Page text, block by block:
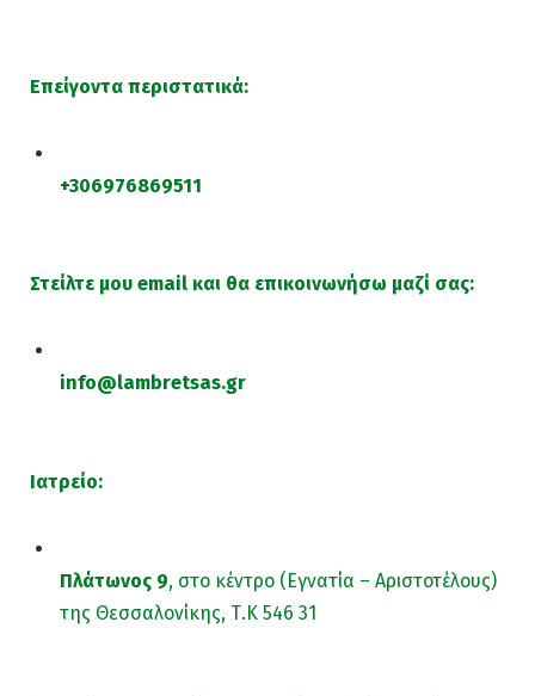
Επείγοντα περιστατικά:
+306976869511
Στείλτε μου email και θα επικοινωνήσω μαζί σας:
info@lambretsas.gr
Ιατρείο:
Πλάτωνος 9, στο κέντρο (Εγνατία – Αριστοτέλους)
της Θεσσαλονίκης, Τ.Κ 546 31